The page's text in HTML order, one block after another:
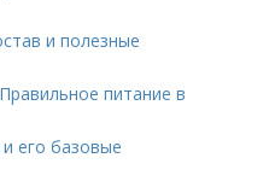
и полезные
питание в
его базовые